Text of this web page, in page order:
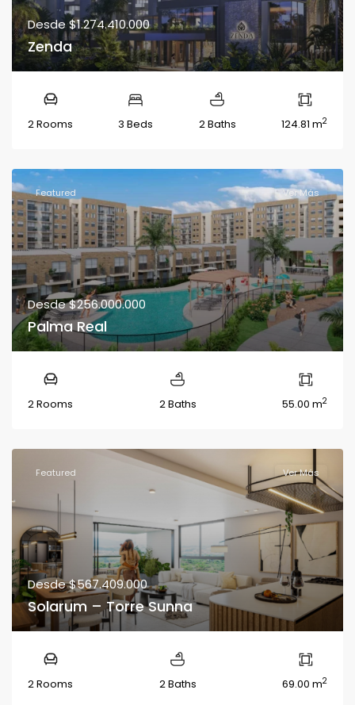
Desde$1.274.410.000
Zenda
2 Rooms 3 Beds 2 Baths 124.81 m2
Featured Ver Más
Desde$256.000.000
Palma Real
2 Rooms 2 Baths 55.00 m2
Featured Ver Más
Desde$567.409.000
Solarum – Torre Sunna
2 Rooms 2 Baths 69.00 m2